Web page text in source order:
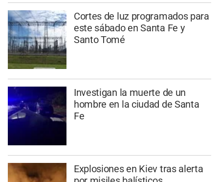
Cortes de luz programados para
este sábado en Santa Fe y
Santo Tomé
Investigan la muerte de un
hombre en la ciudad de Santa
Fe
Explosiones en Kiev tras alerta